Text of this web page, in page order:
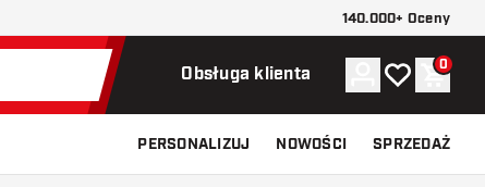
140.000+ Oceny
Obsługa klienta Konto
Moja listaKoszyk
0
PERSONALIZUJ NOWOŚCI SPRZEDAŻ